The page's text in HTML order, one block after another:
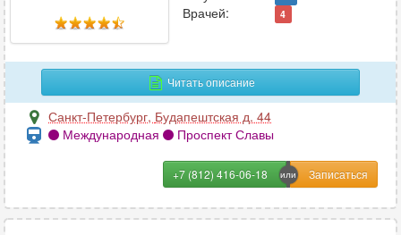
П
Паразитология
33
Проктология
Врачей: 4
Читать описание
Санкт-Петербург, Будапештская д. 44
Международная
Проспект Славы
+7 (812) 416-06-18